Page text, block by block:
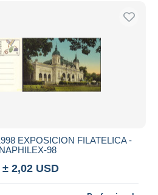
EXPOSICION FILATELICA -
98
± 2,02 USD